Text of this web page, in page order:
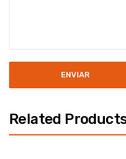
Related